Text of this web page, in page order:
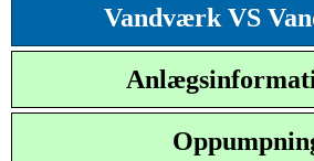
Vandværk VS